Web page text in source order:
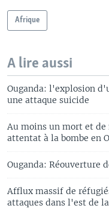
Afrique
A lire aussi
Ouganda: l'explosion
une attaque suicide
Au moins un mort et de
attentat à la bombe en
Ouganda: Réouverture
Afflux massif de
attaques dans l'est de la